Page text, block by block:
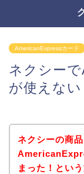
AmericanExpressカード
ネクシー
が使えない
ネクシーの商
まった！とい